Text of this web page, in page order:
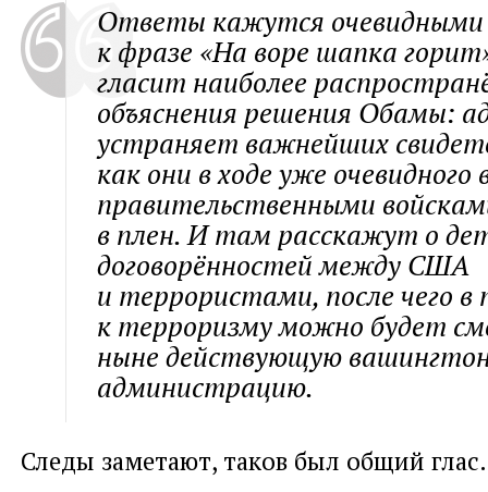
Ответы кажутся очевидными
к фразе «На воре шапка
гласит наиболее
объяснения решения Обамы:
устраняет важнейших
как они в ходе уже
правительственными
в плен. И там расскажут о
договорённостей между США
и террористами, после чего
к терроризму можно будет
ныне действующую
администрацию.
Следы заметают, таков был общий глас.